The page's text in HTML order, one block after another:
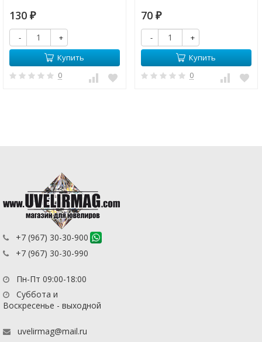
130 ₽
-
+
Купить
0
70 ₽
-
+
Купить
0
+7 (967) 30-30-900
+7 (967) 30-30-990
Пн-Пт 09:00-18:00
Суббота и
Воскресенье - выходной
uvelirmag@mail.ru